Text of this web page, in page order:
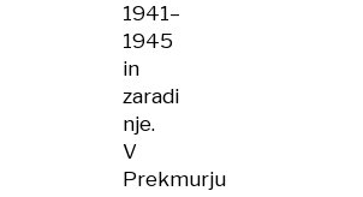
1941–
1945
in
zaradi
nje.
V
Prekmurju